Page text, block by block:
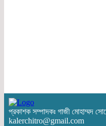
প্রকাশক সম্পাদকঃ গাজী মোহাম্মদ
kalerchitro@gmail.com